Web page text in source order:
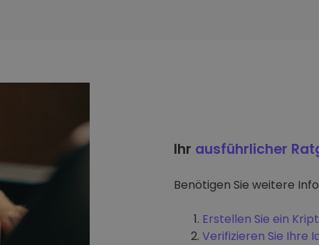
Ihr ausführlicher
Benötigen Sie weitere
Erstellen Sie ein
Verifizieren Sie Ihre